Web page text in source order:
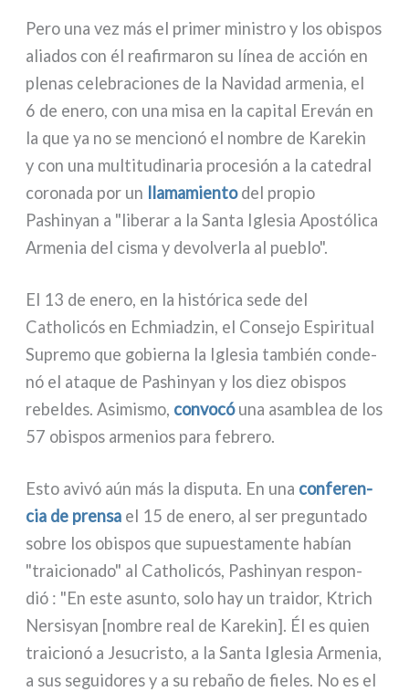
Pero una vez más el pri­mer mini­stro y los obi­spos
alia­dos con él rea­fir­ma­ron su línea de acción en
ple­nas cele­bra­cio­nes de la Navidad arme­nia, el
6 de ene­ro, con una misa en la capi­tal Ereván en
la que ya no se men­cio­nó el nom­bre de Karekin
y con una mul­ti­tu­di­na­ria pro­ce­sión a la cate­dral
coro­na­da por un lla­ma­mien­todel pro­pio
Pashinyan a "libe­rar a la Santa Iglesia Apostólica
Armenia del cisma y devol­ver­la al pue­blo".
El 13 de ene­ro, en la histó­ri­ca sede del
Catholicós en Echmiadzin, el Consejo Espiritual
Supremo que gobier­na la Iglesia tam­bién con­de­
nó el ata­que de Pashinyan y los diez obi­spos
rebel­des. Asimismo, con­vo­cóuna asam­blea de los
57 obi­spos arme­nios para febre­ro.
Esto avi­vó aún más la dispu­ta. En una con­fe­ren­
cia de pren­sa el 15 de ene­ro, al ser pre­gun­ta­do
sobre los obi­spos que supue­sta­men­te habían
"trai­cio­na­do" al Catholicós, Pashinyan respon­
dió : "En este asun­to, solo hay un trai­dor, Ktrich
Nersisyan [nom­bre real de Karekin]. Él es quien
trai­cio­nó a Jesucristo, a la Santa Iglesia Armenia,
a sus segui­do­res y a su rebaño de fie­les. No es el